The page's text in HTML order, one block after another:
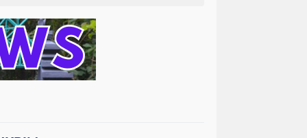
dan Maknanya
2025